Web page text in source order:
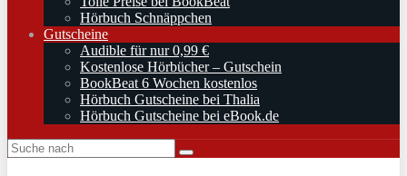
Hörbuch Schnäppchen
Gutscheine
Audible für nur 0,99 €
Kostenlose Hörbücher – Gutschein
BookBeat 6 Wochen kostenlos
Hörbuch Gutscheine bei Thalia
Hörbuch Gutscheine bei eBook.de